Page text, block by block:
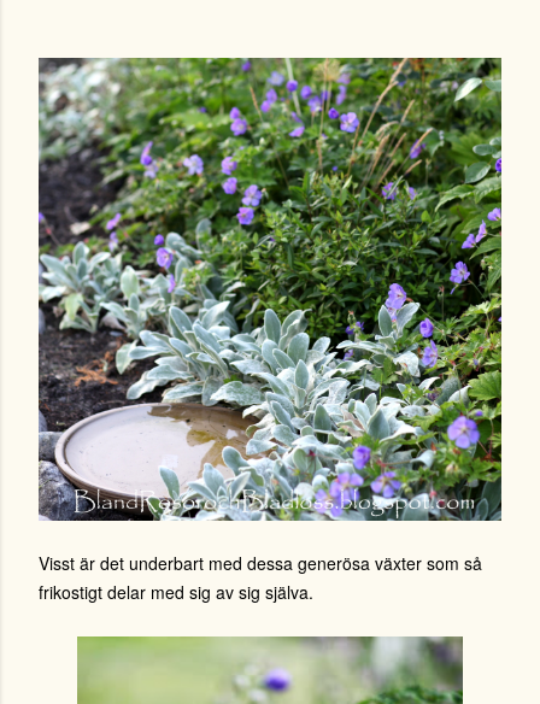
Visst är det underbart med dessa generösa växter som så
frikostigt delar med sig av sig själva.